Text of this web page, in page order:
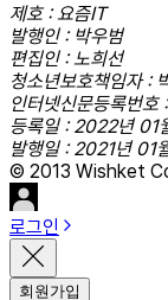
제호 : 요즘IT
발행인 : 박우범
편집인 : 노희선
청소년보호책임자 :
인터넷신문등록번
등록일 : 2022년 01
발행일 : 2021년 01
© 2013 Wishket
로그인
회원가입